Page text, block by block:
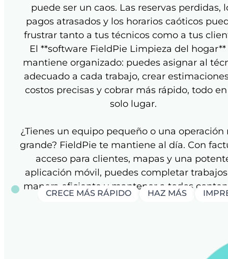
puede ser un caos. Las reservas perdidas,
pagos atrasados y los horarios caóticos
frustrar tanto a tus técnicos como a tus
El **software FieldPie Limpieza del
mantiene organizado: puedes asignar al
adecuado a cada trabajo, crear
costos precisas y cobrar más rápido, todo
solo lugar.
¿Tienes un equipo pequeño o una operación
grande? FieldPie te mantiene al día. Con
acceso para clientes, mapas y una
aplicación móvil, puedes completar
manera eficiente y mantener a todos
CRECE MÁS RÁPIDO HAZ MÁS